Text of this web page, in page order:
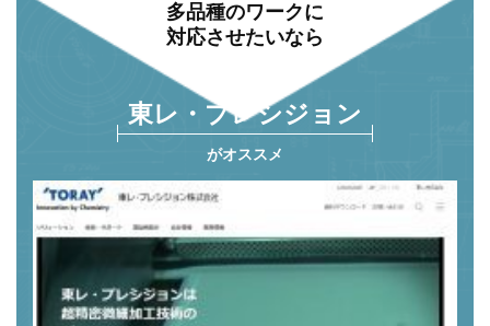
多品種のワークに
対応させたいなら
東レ・プレシジョン
がオススメ